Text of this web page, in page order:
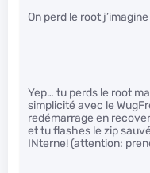
On perd le root
Yep… tu perds le root
simplicité avec le
redémarrage en
et tu flashes le zip
INterne! (attention: